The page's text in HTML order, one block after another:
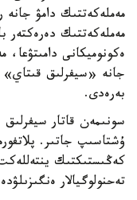
مەملەكەتتىك دامۋ جانە
مەملەكەتتىك دەرەكتەر
ەكونوميكانى دامىتۋعا،
جانە «سيفرلىق قىتاي»
بەرەدى.
سونىمەن قاتار
ۇشتاسىپ جاتىر.
كەڭىستىكتىك
تەحنولوگيالار